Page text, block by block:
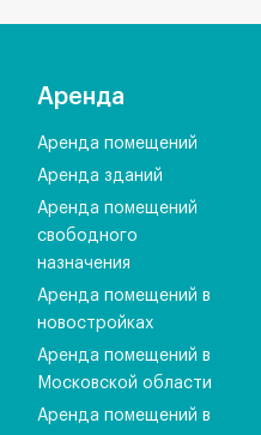
Аренда
Аренда помещений
Аренда зданий
Аренда помещений
свободного
назначения
Аренда помещений в
новостройках
Аренда помещений в
Московской области
Аренда помещений в